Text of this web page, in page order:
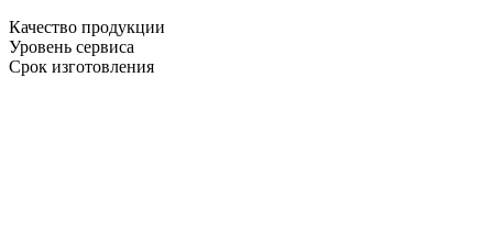
Качество продукции
Уровень сервиса
Срок изготовления